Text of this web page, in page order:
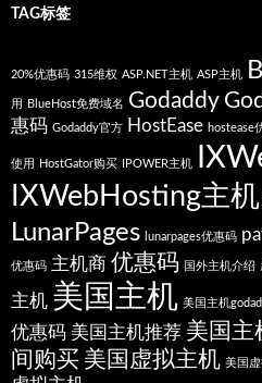
TAG标签
20%优惠码 315维权 ASP.NET主机 ASP主机
用 BlueHost免费域名 Godaddy
惠码 Godaddy官方 HostEase hostease
使用 HostGator购买 IPOWER主机
IXWebHosting主机
LunarPages lunarpages优惠码
优惠码 主机商 优惠码 国外主机介绍
主机 美国主机 美国主机
优惠码 美国主机推荐 美国主
间购买 美国虚拟主机 美国